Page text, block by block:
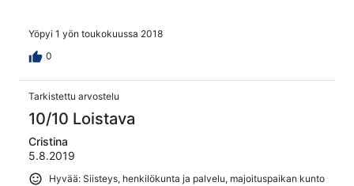
Yöpyi 1 yön toukokuussa 2018
0
Tarkistettu arvostelu
10/10 Loistava
Cristina
5.8.2019
Hyvää: Siisteys, henkilökunta ja palvelu, majoituspaikan kunto